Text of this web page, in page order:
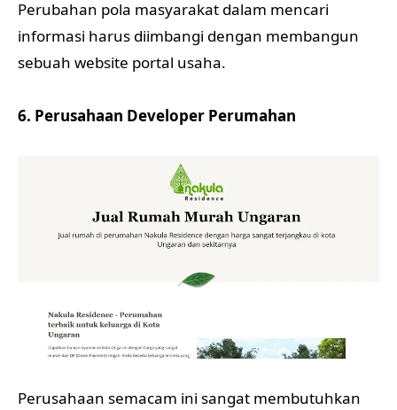
Perubahan pola masyarakat dalam mencari
informasi harus diimbangi dengan membangun
sebuah website portal usaha.
6. Perusahaan Developer Perumahan
Perusahaan semacam ini sangat membutuhkan